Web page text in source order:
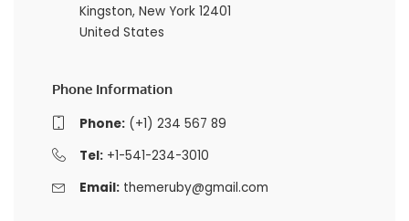
Kingston, New York 12401
United States
Phone Information
Phone:(+1) 234 567 89
Tel:+1-541-234-3010
Email: themeruby@gmail.com